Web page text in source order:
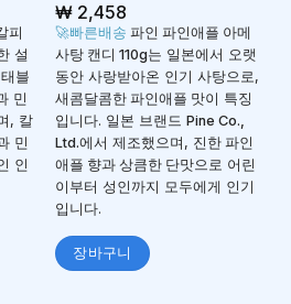
피
설
블
민
, 칼
민
인
5 중에서
4.94로 평
가됨
₩2,458
🚀빠른배송 파인 파인애플 아메
사탕 캔디 110g는 일본에서 오랫
동안 사랑받아온 인기 사탕으로,
새콤달콤한 파인애플 맛이 특징
입니다. 일본 브랜드 Pine Co.,
Ltd.에서 제조했으며, 진한 파인
애플 향과 상큼한 단맛으로 어린
이부터 성인까지 모두에게 인기
입니다.
장바구니